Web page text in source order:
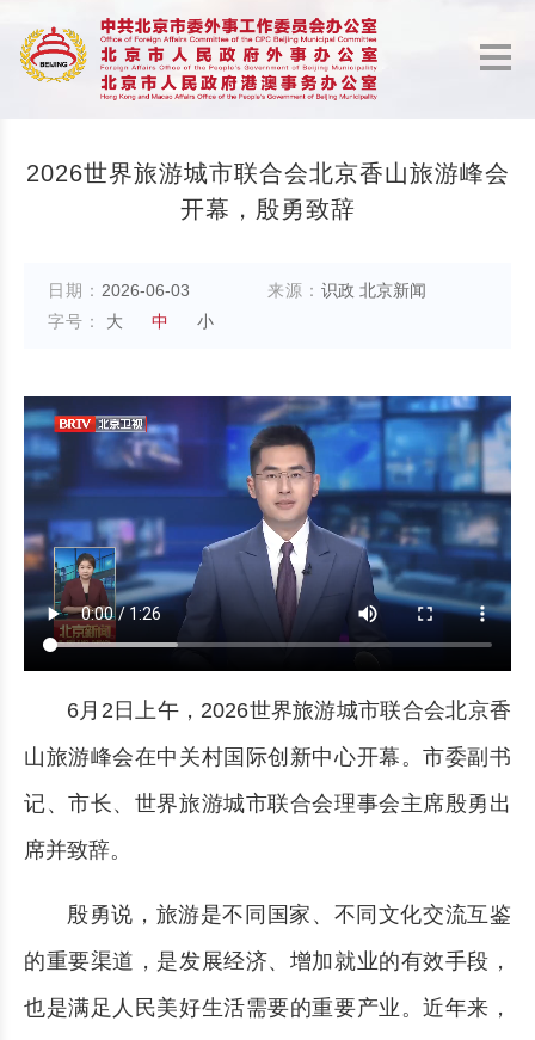
2026世界旅游城市联合会北京香山旅游峰会
开幕，殷勇致辞
日期： 2026-06-03 来源： 识政 北京新闻
字号：
大 中 小
6月2日上午，2026世界旅游城市联合会北京香
山旅游峰会在中关村国际创新中心开幕。市委副书
记、市长、世界旅游城市联合会理事会主席殷勇出
席并致辞。
殷勇说，旅游是不同国家、不同文化交流互鉴
的重要渠道，是发展经济、增加就业的有效手段，
也是满足人民美好生活需要的重要产业。近年来，